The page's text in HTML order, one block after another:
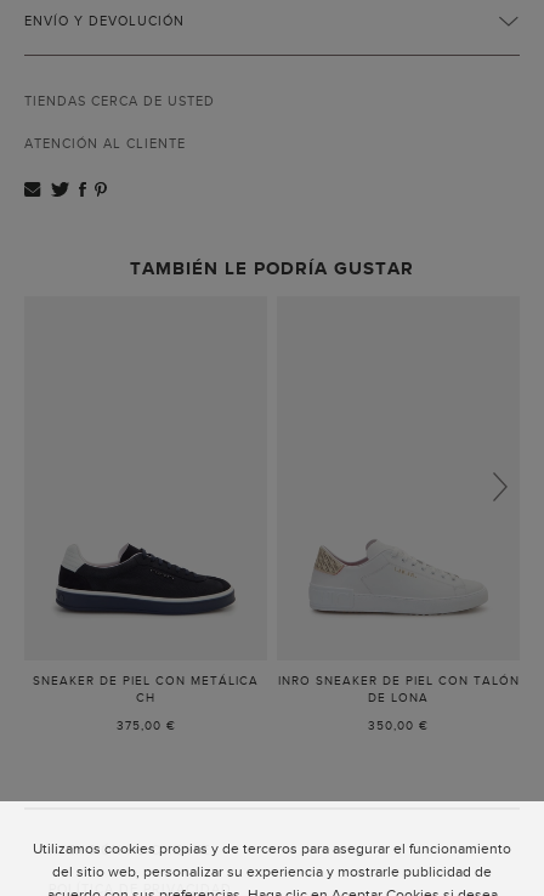
Utilizamos cookies propias y de terceros para asegurar el funcionamiento
del sitio web, personalizar su experiencia y mostrarle publicidad de
ENVÍO Y DEVOLUCIÓN
TIENDAS CERCA DE USTED
ATENCIÓN AL CLIENTE
TAMBIÉN LE PODRÍA GUSTAR
SNEAKER DE PIEL CON METÁLICA
CH
MARINO
375,00 €
INRO SNEAKER DE PIEL CON TALÓN
DE LONA
350,00 €
ATENCIÓN AL CLIENTE
POLÍTICA DE PRIVACIDAD